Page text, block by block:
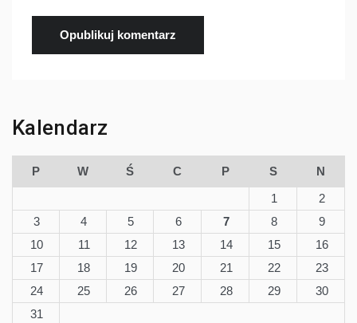
Kalendarz
P W Ś C P S
N
1
2
3
4 5 6 7 8
9
10
11 12 13 14 15
16
17
18 19 20 21 22
23
24
25 26 27 28 29
30
31